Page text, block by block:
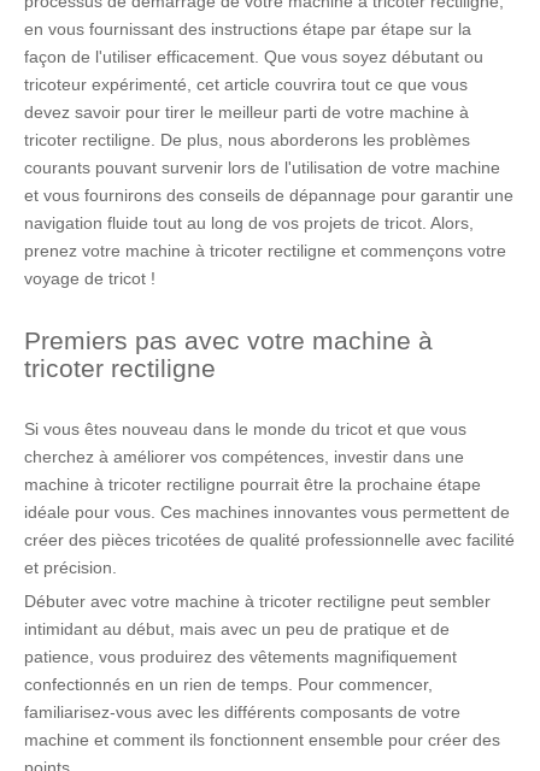
en vous fournissant des instructions étape par étape sur la
façon de l'utiliser efficacement. Que vous soyez débutant ou
tricoteur expérimenté, cet article couvrira tout ce que vous
devez savoir pour tirer le meilleur parti de votre machine à
tricoter rectiligne. De plus, nous aborderons les problèmes
courants pouvant survenir lors de l'utilisation de votre machine
et vous fournirons des conseils de dépannage pour garantir une
navigation fluide tout au long de vos projets de tricot. Alors,
prenez votre machine à tricoter rectiligne et commençons votre
voyage de tricot !
Premiers pas avec votre machine à
tricoter rectiligne
Si vous êtes nouveau dans le monde du tricot et que vous
cherchez à améliorer vos compétences, investir dans une
machine à tricoter rectiligne pourrait être la prochaine étape
idéale pour vous. Ces machines innovantes vous permettent de
créer des pièces tricotées de qualité professionnelle avec facilité
et précision.
Débuter avec votre machine à tricoter rectiligne peut sembler
intimidant au début, mais avec un peu de pratique et de
patience, vous produirez des vêtements magnifiquement
confectionnés en un rien de temps. Pour commencer,
familiarisez-vous avec les différents composants de votre
machine et comment ils fonctionnent ensemble pour créer des